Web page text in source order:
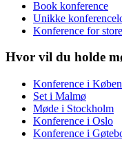
Book konference
Unikke
Konference for
Hvor vil du holde
Konference i
Set i Malmø
Møde i Stockholm
Konference i Oslo
Konference i